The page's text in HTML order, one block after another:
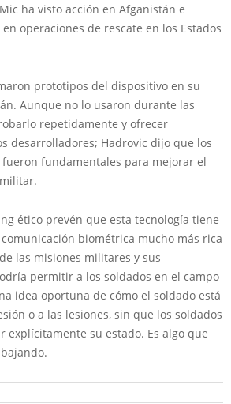
ha visto acción en Afganistán e
operaciones de rescate en los Estados
prototipos del dispositivo en su
Aunque no lo usaron durante las
repetidamente y ofrecer
desarrolladores; Hadrovic dijo que los
fueron fundamentales para mejorar el
ético prevén que esta tecnología tiene
biométrica mucho más rica
las misiones militares y sus
permitir a los soldados en el campo
idea oportuna de cómo el soldado está
o a las lesiones, sin que los soldados
explícitamente su estado. Es algo que